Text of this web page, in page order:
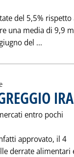
del 5,5% rispetto
una media di 9,9
del ...
entro pochi
approvato, il 4
derrate alimentari